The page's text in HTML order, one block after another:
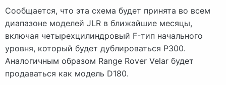
Сообщается, что эта схема будет принята во всем
диапазоне моделей JLR в ближайшие месяцы,
включая четырехцилиндровый F-тип начального
уровня, который будет дублироваться P300.
Аналогичным образом Range Rover Velar будет
продаваться как модель D180.